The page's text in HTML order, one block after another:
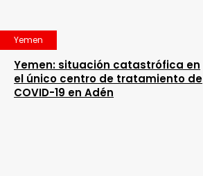
Yemen
Yemen: situación catastrófica en
el único centro de tratamiento de
COVID-19 en Adén